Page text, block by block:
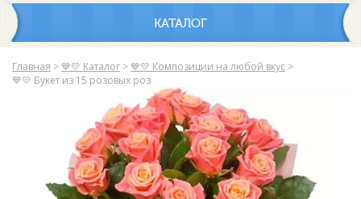
КАТАЛОГ
Главная > 💙💛 Каталог > 💙💛 Композиции на любой вкус >
💙💛 Букет из 15 розовых роз